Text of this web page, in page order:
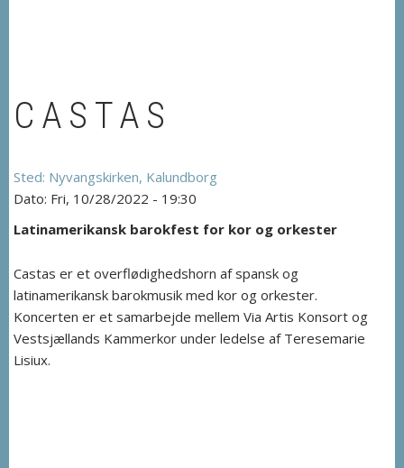
CASTAS
Nyvangskirken, Kalundborg
Fri, 10/28/2022 - 19:30
Latinamerikansk barokfest for kor og orkester
Castas er et overflødighedshorn af spansk og
latinamerikansk barokmusik med kor og orkester.
Koncerten er et samarbejde mellem Via Artis Konsort og
Vestsjællands Kammerkor under ledelse af Teresemarie
Lisiux.